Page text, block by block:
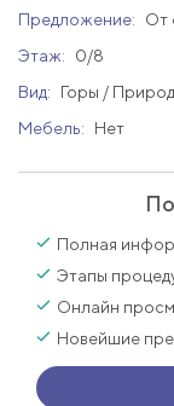
Предложение:
От
Этаж:
0/8
Вид:
Горы /
Мебель:
Нет
Полная
Этапы
Онлайн
Новейшие